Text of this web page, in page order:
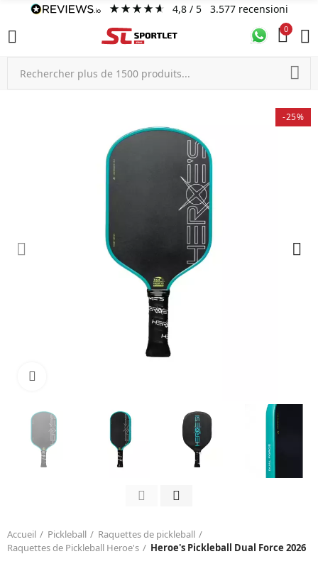
4,8/ 5 3.577 recensioni
0
-25%
Accueil Pickleball
Raquettes de pickleball
Raquettes de Pickleball Heroe's
Heroe's Pickleball Dual Force 2026